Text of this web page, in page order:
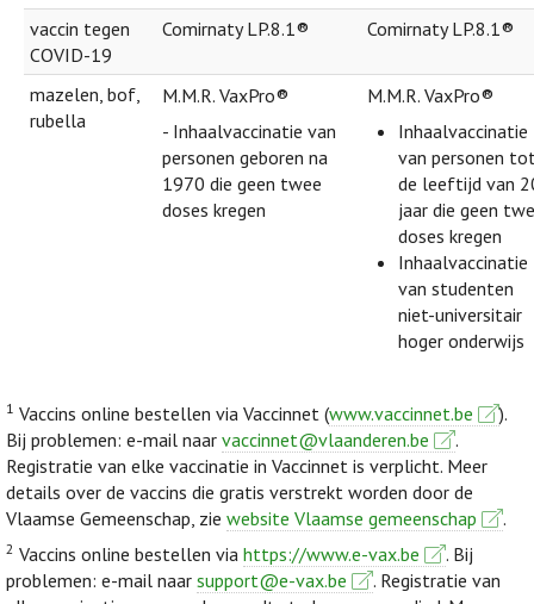
vaccin tegen
COVID-19
Comirnaty LP.8.1® Comirnaty LP.8.1®
mazelen, bof,
rubella
M.M.R. VaxPro®
- Inhaalvaccinatie van
personen geboren na
1970 die geen twee
doses kregen
M.M.R. VaxPro®
Inhaalvaccinatie
van personen
de leeftijd van
jaar die geen
doses kregen
Inhaalvaccinatie
van studenten
niet-universitair
hoger onderwijs
1 Vaccins online bestellen via Vaccinnet (www.vaccinnet.be
).
Bij problemen: e-mail naar vaccinnet@vlaanderen.be
.
Registratie van elke vaccinatie in Vaccinnet is verplicht. Meer
details over de vaccins die gratis verstrekt worden door de
Vlaamse Gemeenschap, zie website Vlaamse gemeenschap .
2 Vaccins online bestellen via https://www.e-vax.be
. Bij
problemen: e-mail naar support@e-vax.be
. Registratie van